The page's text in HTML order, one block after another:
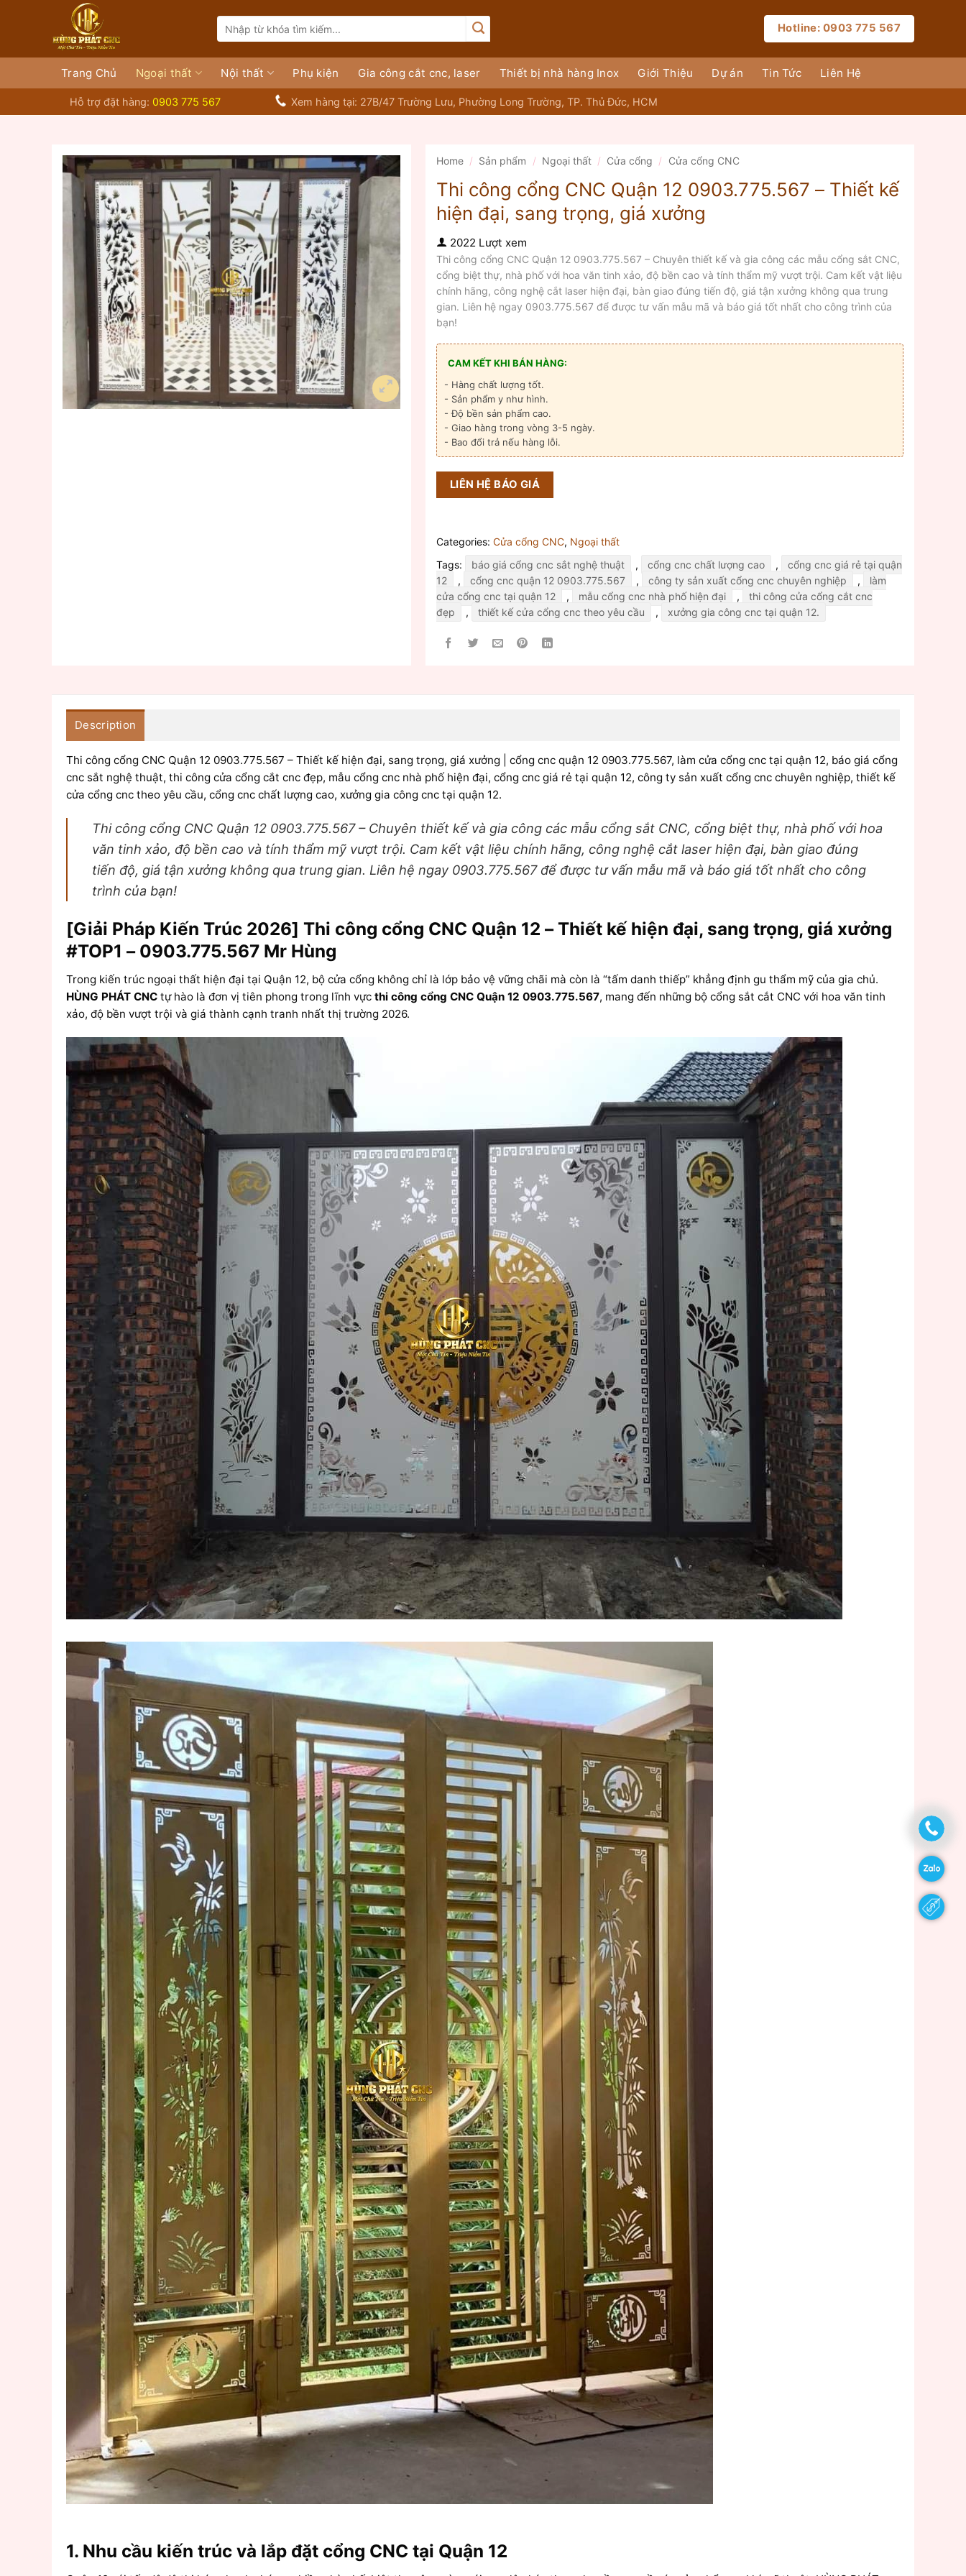
dung
for:
Hotline: 0903 775 567
Trang Chủ Ngoại thất Nội thất Phụ kiện Gia công cắt cnc, laser Thiết bị nhà hàng Inox Giới Thiệu Dự án Tin Tức Liên Hệ
Hỗ trợ đặt hàng: 0903 775 567 Xem hàng tại: 27B/47 Trường Lưu, Phường Long Trường, TP. Thủ Đức, HCM
Home / Sản phẩm / Ngoại thất / Cửa cổng / Cửa cổng CNC
Thi công cổng CNC Quận 12 0903.775.567 – Thiết kế
hiện đại, sang trọng, giá xưởng
2022 Lượt xem
Thi công cổng CNC Quận 12 0903.775.567 – Chuyên thiết kế và gia công các mẫu cổng sắt CNC,
cổng biệt thự, nhà phố với hoa văn tinh xảo, độ bền cao và tính thẩm mỹ vượt trội. Cam kết vật liệu
chính hãng, công nghệ cắt laser hiện đại, bàn giao đúng tiến độ, giá tận xưởng không qua trung
gian. Liên hệ ngay 0903.775.567 để được tư vấn mẫu mã và báo giá tốt nhất cho công trình của
bạn!
CAM KẾT KHI BÁN HÀNG:
- Hàng chất lượng tốt.
- Sản phẩm y như hình.
- Độ bền sản phẩm cao.
- Giao hàng trong vòng 3-5 ngày.
- Bao đổi trả nếu hàng lỗi.
LIÊN HỆ BÁO GIÁ
Categories: Cửa cổng CNC, Ngoại thất
Tags:
báo giá cổng cnc sắt nghệ thuật , cổng cnc chất lượng cao ,
cổng cnc giá rẻ tại quận
12
, cổng cnc quận 12 0903.775.567 , công ty sản xuất cổng cnc chuyên nghiệp ,
làm
cửa cổng cnc tại quận 12
, mẫu cổng cnc nhà phố hiện đại ,
thi công cửa cổng cắt cnc
đẹp
, thiết kế cửa cổng cnc theo yêu cầu , xưởng gia công cnc tại quận 12.
Description
Thi công cổng CNC Quận 12 0903.775.567 – Thiết kế hiện đại, sang trọng, giá xưởng | cổng cnc quận 12 0903.775.567, làm cửa cổng cnc tại quận 12, báo giá cổng
cnc sắt nghệ thuật, thi công cửa cổng cắt cnc đẹp, mẫu cổng cnc nhà phố hiện đại, cổng cnc giá rẻ tại quận 12, công ty sản xuất cổng cnc chuyên nghiệp, thiết kế
cửa cổng cnc theo yêu cầu, cổng cnc chất lượng cao, xưởng gia công cnc tại quận 12.
Thi công cổng CNC Quận 12 0903.775.567 – Chuyên thiết kế và gia công các mẫu cổng sắt CNC, cổng biệt thự, nhà phố với hoa
văn tinh xảo, độ bền cao và tính thẩm mỹ vượt trội. Cam kết vật liệu chính hãng, công nghệ cắt laser hiện đại, bàn giao đúng
tiến độ, giá tận xưởng không qua trung gian. Liên hệ ngay 0903.775.567 để được tư vấn mẫu mã và báo giá tốt nhất cho công
trình của bạn!
[Giải Pháp Kiến Trúc 2026] Thi công cổng CNC Quận 12 – Thiết kế hiện đại, sang trọng, giá xưởng
#TOP1 – 0903.775.567 Mr Hùng
Trong kiến trúc ngoại thất hiện đại tại Quận 12, bộ cửa cổng không chỉ là lớp bảo vệ vững chãi mà còn là “tấm danh thiếp” khẳng định gu thẩm mỹ của gia chủ.
HÙNG PHÁT CNC tự hào là đơn vị tiên phong trong lĩnh vực thi công cổng CNC Quận 12 0903.775.567, mang đến những bộ cổng sắt cắt CNC với hoa văn tinh
xảo, độ bền vượt trội và giá thành cạnh tranh nhất thị trường 2026.
1. Nhu cầu kiến trúc và lắp đặt cổng CNC tại Quận 12